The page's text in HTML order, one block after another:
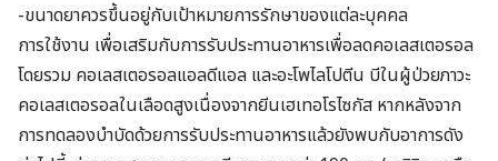
-ขนาดยาควรขึ้นอยู่กับเป้าหมายการรักษาของแต่ละบุคคล
การใช้งาน เพื่อเสริมกับการรับประทานอาหารเพื่อลดคอเลสเตอรอล
โดยรวม คอเลสเตอรอลแอลดีแอล และอะโพไลโปตีน บีในผู้ป่วยภาวะ
คอเลสเตอรอลในเลือดสูงเนื่องจากยีนเฮเทอโรไซกัส หากหลังจาก
การทดลองบำบัดด้วยการรับประทานอาหารแล้วยังพบกับอาการดัง